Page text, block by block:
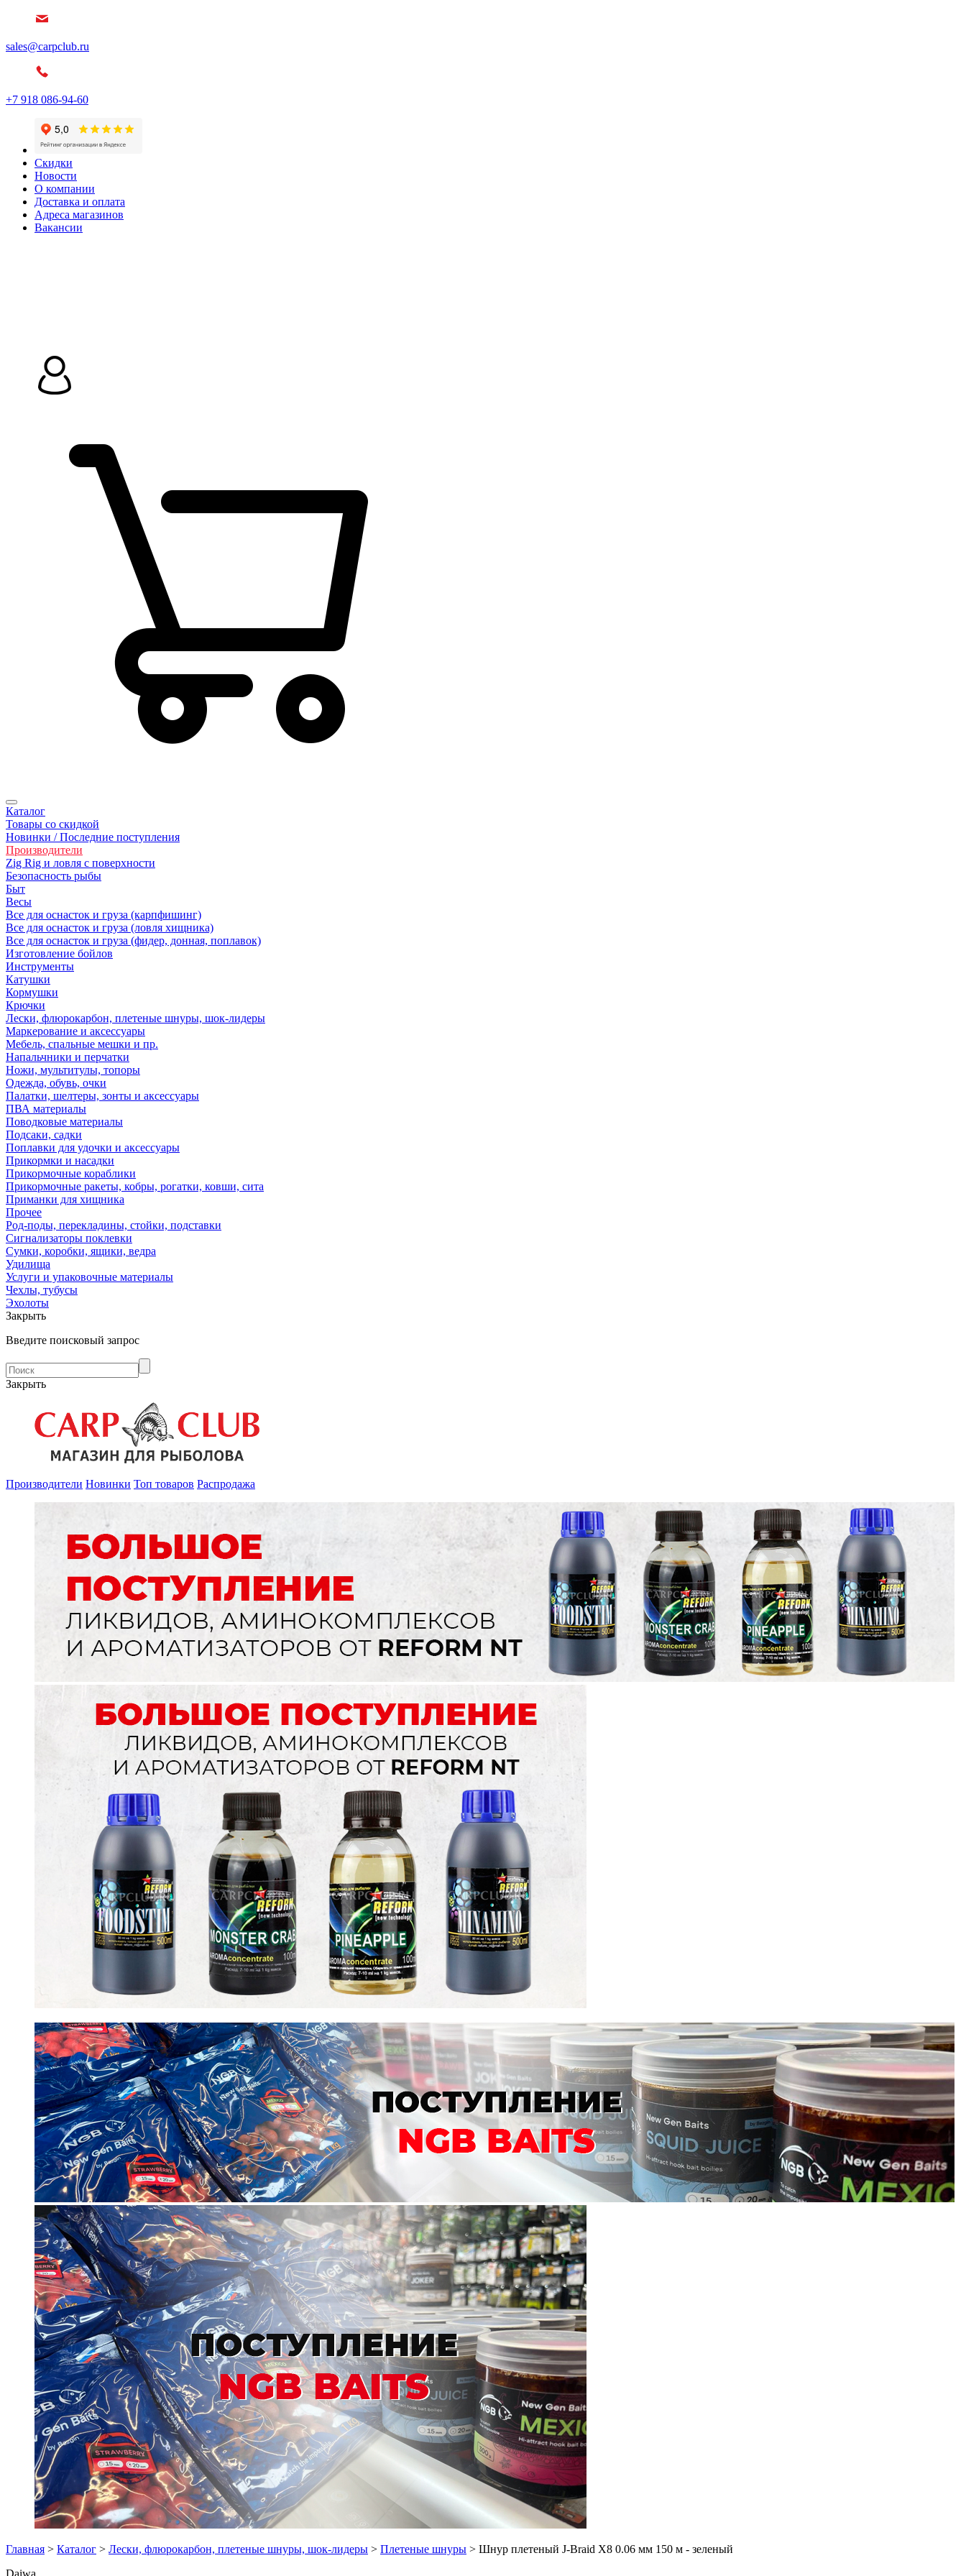
sales@carpclub.ru
+7 918 086-94-60
Скидки
Новости
О компании
Доставка и оплата
Адреса магазинов
Вакансии
Каталог
Товары со скидкой
Новинки / Последние поступления
Производители
Zig Rig и ловля с поверхности
Безoпасность рыбы
Быт
Весы
Все для оснасток и груза (карпфишинг)
Все для оснасток и груза (ловля хищника)
Все для оснасток и груза (фидер, донная, поплавок)
Изготовление бойлов
Инструменты
Катушки
Кормушки
Крючки
Лески, флюрокарбон, плетеные шнуры, шок-лидеры
Маркерование и аксессуары
Мебель, спальные мешки и пр.
Напальчники и перчатки
Ножи, мультитулы, топоры
Одежда, обувь, очки
Палатки, шелтеры, зонты и аксессуары
ПВА материалы
Поводковые материалы
Подсаки, садки
Поплавки для удочки и аксессуары
Прикормки и насадки
Прикормочные кораблики
Прикормочные ракеты, кобры, рогатки, ковши, сита
Приманки для хищника
Прочее
Род-поды, перекладины, стойки, подставки
Сигнализаторы поклевки
Сумки, коробки, ящики, ведра
Удилища
Услуги и упаковочные материалы
Чехлы, тубусы
Эхолоты
Закрыть
Введите поисковый запрос
Закрыть
Производители Новинки Топ товаров Распродажа
Главная > Каталог > Лески, флюрокарбон, плетеные шнуры, шок-лидеры > Плетеные шнуры > Шнур плетеный J-Braid X8 0.06 мм 150 м - зеленый
Daiwa